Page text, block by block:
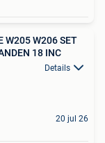
W205 W206 SET
18 INC
Details
20 jul 26